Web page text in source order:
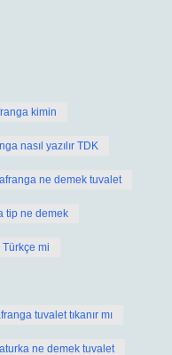
kimin
nasıl yazılır TDK
ne demek tuvalet
tip ne demek
mi
tuvalet tıkanır mı
ne demek tuvalet